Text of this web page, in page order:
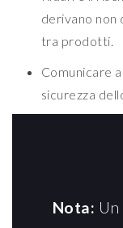
derivano non
tra prodotti.
Comunicare
sicurezza
Nota: